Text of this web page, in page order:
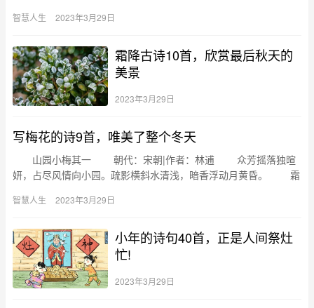
智慧人生 2023年3月29日
霜降古诗10首，欣赏最后秋天的
美景
2023年3月29日
写梅花的诗9首，唯美了整个冬天
山园小梅其一 朝代：宋朝|作者：林逋 众芳摇落独暄
妍，占尽风情向小园。疏影横斜水清浅，暗香浮动月黄昏。 霜
金…
智慧人生 2023年3月29日
小年的诗句40首，正是人间祭灶
忙!
2023年3月29日